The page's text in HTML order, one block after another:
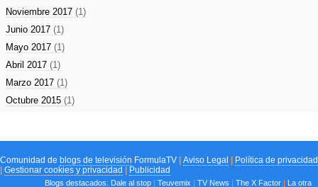
Noviembre 2017 (1)
Junio 2017 (1)
Mayo 2017 (1)
Abril 2017 (1)
Marzo 2017 (1)
Octubre 2015 (1)
Comunidad de blogs de televisión FormulaTV | Aviso Legal | Política de privacidad
| Gestionar cookies y privacidad | Publicidad
Blogs destacados: Dale al stop | Teuvemix | TV News | The X Factor | La otra